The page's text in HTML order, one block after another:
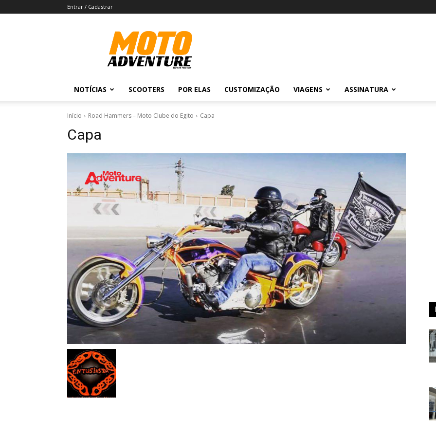
Entrar / Cadastrar
Revista
Moto
Adventure
NOTÍCIAS SCOOTERS POR ELAS CUSTOMIZAÇÃO VIAGENS ASSINATURA
Início Road Hammers – Moto Clube do Egito Capa
Capa